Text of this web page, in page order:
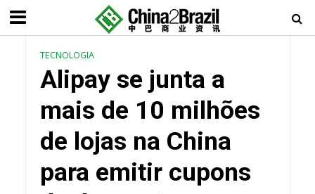
TECNOLOGIA
Alipay se junta a
mais de 10 milhões
de lojas na China
para emitir cupons